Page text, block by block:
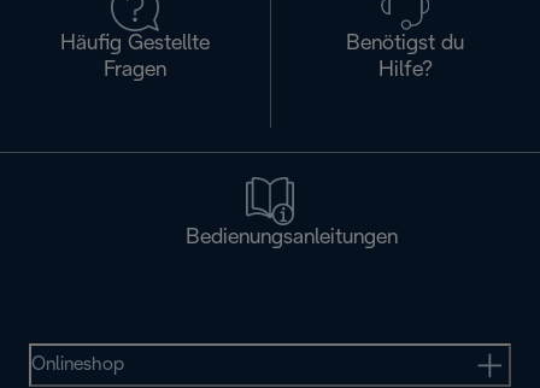
Häufig Gestellte
Fragen
Benötigst du
Hilfe?
Bedienungsanleitungen
Onlineshop